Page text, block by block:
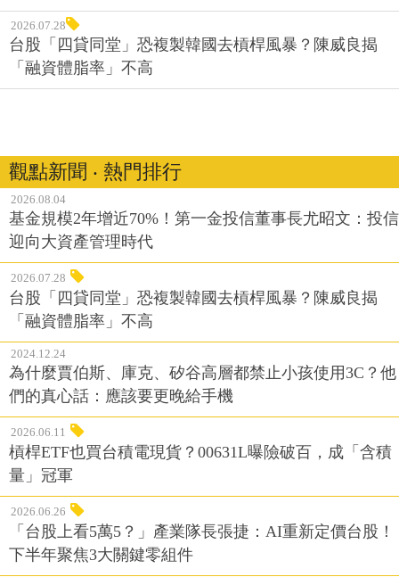
2026.07.28
台股「四貸同堂」恐複製韓國去槓桿風暴？陳威良揭
「融資體脂率」不高
觀點新聞 ‧ 熱門排行
2026.08.04
基金規模2年增近70%！第一金投信董事長尤昭文：投信
迎向大資產管理時代
2026.07.28
台股「四貸同堂」恐複製韓國去槓桿風暴？陳威良揭
「融資體脂率」不高
2024.12.24
為什麼賈伯斯、庫克、矽谷高層都禁止小孩使用3C？他
們的真心話：應該要更晚給手機
2026.06.11
槓桿ETF也買台積電現貨？00631L曝險破百，成「含積
量」冠軍
2026.06.26
「台股上看5萬5？」產業隊長張捷：AI重新定價台股！
下半年聚焦3大關鍵零組件